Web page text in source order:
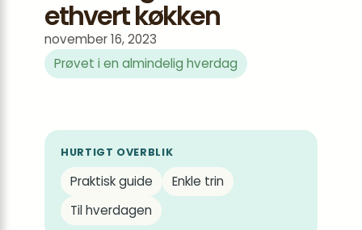
ethvert køkken
november 16, 2023
Prøvet i en almindelig hverdag
HURTIGT OVERBLIK
Praktisk guide
Enkle trin
Til hverdagen